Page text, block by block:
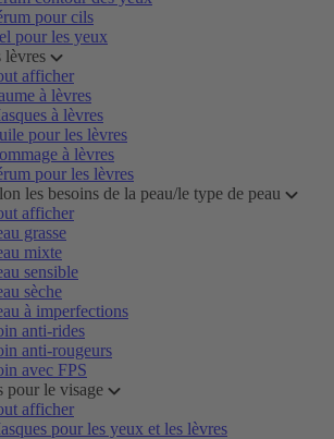
pour cils
pour les yeux
lèvres
afficher
à lèvres
à lèvres
pour les lèvres
à lèvres
pour les lèvres
les besoins de la peau/le type de peau
afficher
grasse
mixte
sensible
sèche
à imperfections
anti-rides
anti-rougeurs
avec FPS
pour le visage
afficher
pour les yeux et les lèvres